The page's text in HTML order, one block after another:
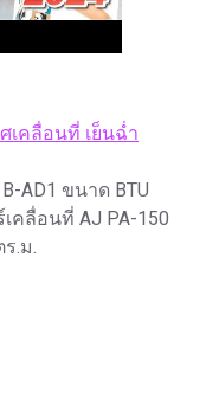
เคลื่อนที่ เย็นฉ่ำ
AD1 ขนาด BTU
คลื่อนที่ AJ PA-150
.ม.